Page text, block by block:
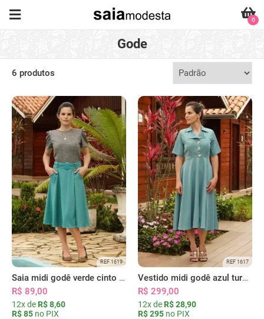
0
Gode
6 produtos
REF 1619
Saia midi godê verde cinto e bolsos
R$ 89,00
12x de R$ 8,60
R$ 85 no PIX
REF 1617
Vestido midi godê azul turquesa
R$ 299,00
12x de R$ 28,90
R$ 295 no PIX